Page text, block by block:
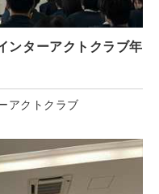
ンターアクトクラブ年
アクトクラブ